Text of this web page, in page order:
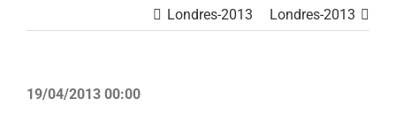
Londres-2013 Londres-2013
19/04/2013 00:00